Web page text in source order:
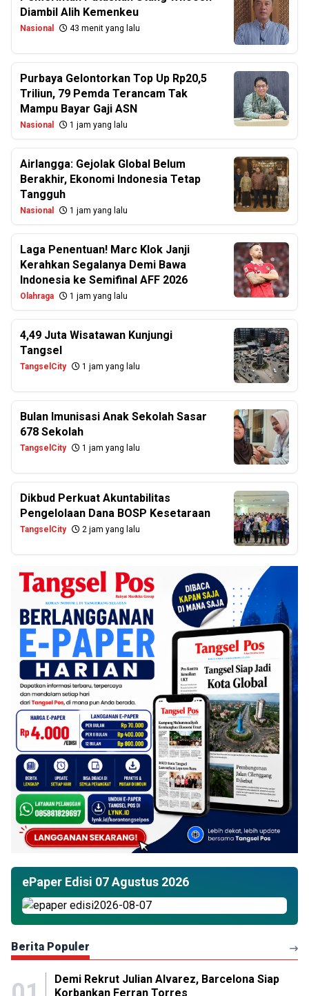
Diambil Alih Kemenkeu
Nasional 43 menit yang lalu
Purbaya Gelontorkan Top Up Rp20,5
Triliun, 79 Pemda Terancam Tak
Mampu Bayar Gaji ASN
Nasional 1 jam yang lalu
Airlangga: Gejolak Global Belum
Berakhir, Ekonomi Indonesia Tetap
Tangguh
Nasional 1 jam yang lalu
Laga Penentuan! Marc Klok Janji
Kerahkan Segalanya Demi Bawa
Indonesia ke Semifinal AFF 2026
Olahraga 1 jam yang lalu
4,49 Juta Wisatawan Kunjungi
Tangsel
TangselCity 1 jam yang lalu
Bulan Imunisasi Anak Sekolah Sasar
678 Sekolah
TangselCity 1 jam yang lalu
Dikbud Perkuat Akuntabilitas
Pengelolaan Dana BOSP Kesetaraan
TangselCity 2 jam yang lalu
ePaper Edisi 07 Agustus 2026
Berita Populer
Demi Rekrut Julian Alvarez, Barcelona Siap
Korbankan Ferran Torres